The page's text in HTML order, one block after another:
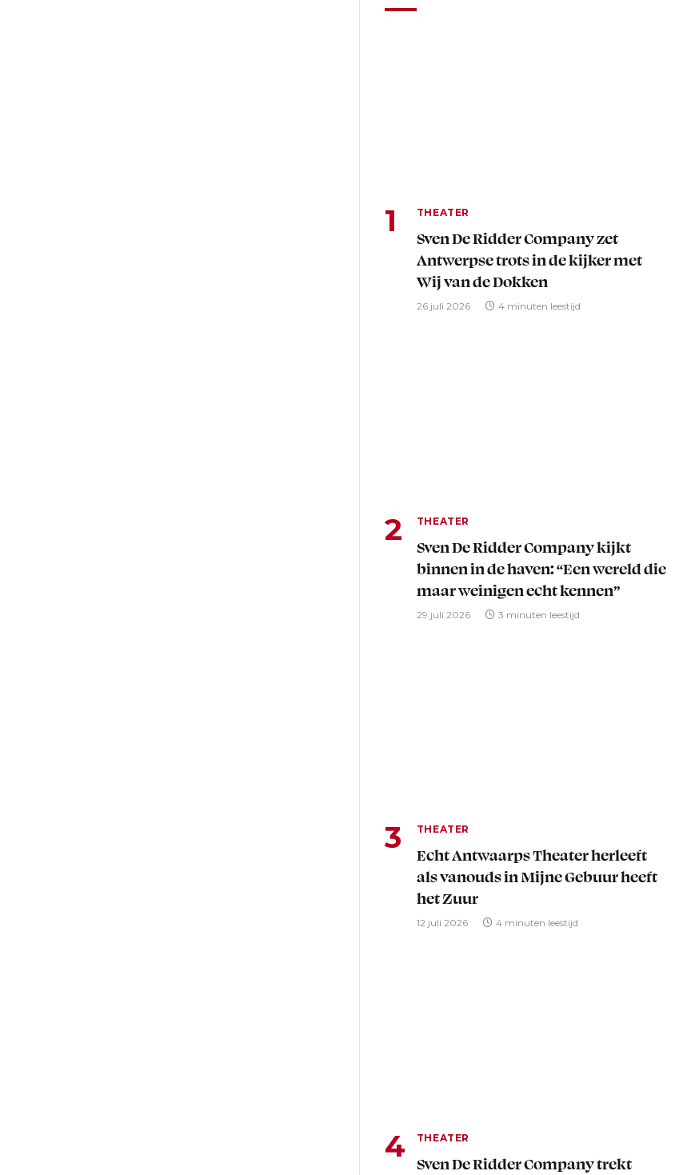
THEATER
Sven De Ridder Company zet
Antwerpse trots in de kijker met
Wij van de Dokken
26 juli 2026 4 minuten leestijd
THEATER
Sven De Ridder Company kijkt
binnen in de haven: “Een wereld die
maar weinigen echt kennen”
29 juli 2026 3 minuten leestijd
THEATER
Echt Antwaarps Theater herleeft
als vanouds in Mijne Gebuur heeft
het Zuur
12 juli 2026 4 minuten leestijd
THEATER
Sven De Ridder Company trekt